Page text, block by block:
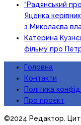
“Радянський
Яценка
з Миколаєва
Катерина
фільму про
Головна
Контакти
Політика
Про проєкт
©2024 Редактор.